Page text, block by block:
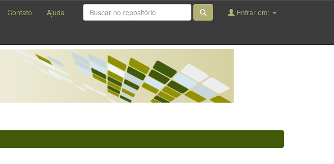
Contato Ajuda Entrar em: